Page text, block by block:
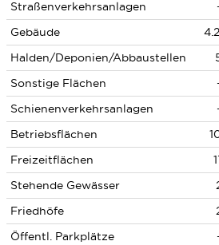
Straßenverkehrsanlagen
Gebäude
Halden/Deponien/Abbaustellen
Sonstige Flächen
Schienenverkehrsanlagen
Betriebsflächen
Freizeitflächen
Stehende Gewässer
Friedhöfe
Öffentl. Parkplätze